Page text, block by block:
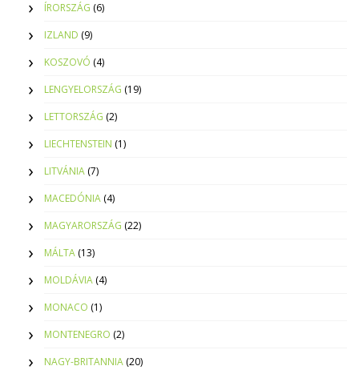
ÍRORSZÁG (6)
IZLAND (9)
KOSZOVÓ (4)
LENGYELORSZÁG (19)
LETTORSZÁG (2)
LIECHTENSTEIN (1)
LITVÁNIA (7)
MACEDÓNIA (4)
MAGYARORSZÁG (22)
MÁLTA (13)
MOLDÁVIA (4)
MONACO (1)
MONTENEGRO (2)
NAGY-BRITANNIA (20)